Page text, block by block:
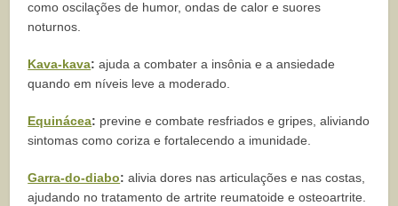
como oscilações de humor, ondas de calor e suores
noturnos.
Kava-kava: ajuda a combater a insônia e a ansiedade
quando em níveis leve a moderado.
Equinácea: previne e combate resfriados e gripes, aliviando
sintomas como coriza e fortalecendo a imunidade.
Garra-do-diabo: alivia dores nas articulações e nas costas,
ajudando no tratamento de artrite reumatoide e osteoartrite.